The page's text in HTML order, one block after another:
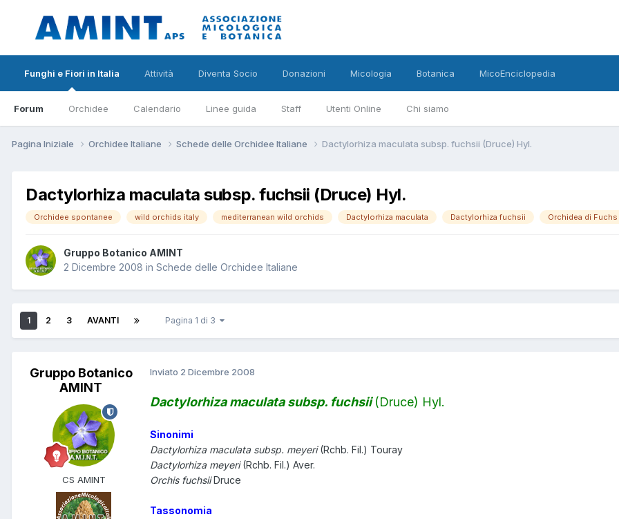
Funghi e Fiori in Italia
Forum Orchidee Calendario Linee guida Staff Utenti Online Chi siamo
Attività Diventa Socio Donazioni Micologia Botanica MicoEnciclopedia
Pagina Iniziale Orchidee Italiane Schede delle Orchidee Italiane Dactylorhiza maculata subsp. fuchsii (Druce) Hyl.
Dactylorhiza maculata subsp. fuchsii (Druce) Hyl.
Orchidee spontanee wild orchids italy mediterranean wild orchids Dactylorhiza maculata Dactylorhiza fuchsii Orchidea di Fuchs
Gruppo Botanico AMINT
2 Dicembre 2008 in Schede delle Orchidee Italiane
1 2 3 AVANTI Pagina 1 di 3
Gruppo Botanico
AMINT
CS AMINT
Inviato 2 Dicembre 2008
Dactylorhiza maculata subsp. fuchsii (Druce) Hyl.
Sinonimi
Dactylorhiza maculata subsp. meyeri(Rchb. Fil.) Touray
Dactylorhiza meyeri(Rchb. Fil.) Aver.
Orchis fuchsiiDruce
Tassonomia